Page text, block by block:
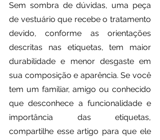
Sem sombra de dúvidas, uma peça
de vestuário que recebe o tratamento
devido, conforme as orientações
descritas nas etiquetas, tem maior
durabilidade e menor desgaste em
sua composição e aparência. Se você
tem um familiar, amigo ou conhecido
que desconhece a funcionalidade e
importância das etiquetas,
compartilhe esse artigo para que ele